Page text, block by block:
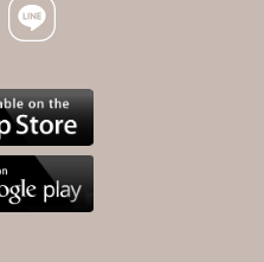
icon
Line icon